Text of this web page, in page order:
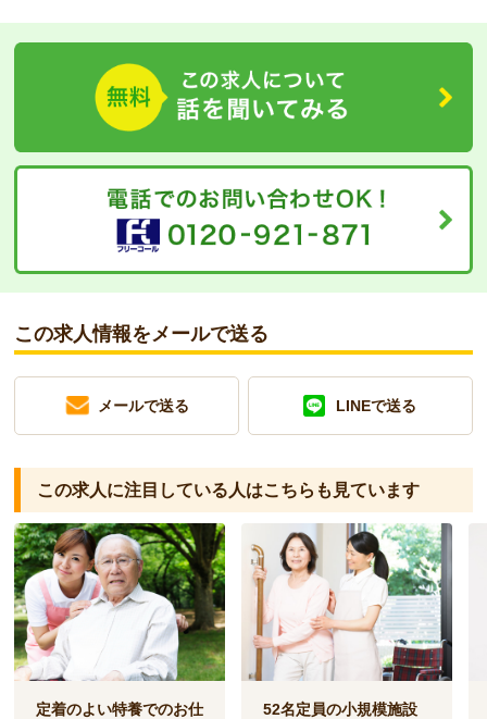
この求人情報をメールで送る
メールで送る LINEで送る
この求人に注目している人はこちらも見ています
定着のよい特養でのお仕
52名定員の小規模施設